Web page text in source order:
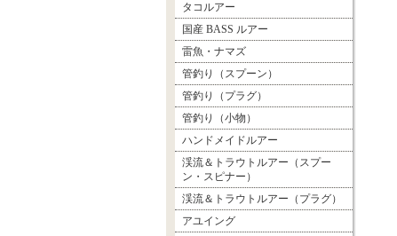
タコルアー
国産 BASS ルアー
雷魚・ナマズ
管釣り（スプーン）
管釣り（プラグ）
管釣り（小物）
ハンドメイドルアー
渓流＆トラウトルアー（スプー
ン・スピナー）
渓流＆トラウトルアー（プラグ）
アユイング